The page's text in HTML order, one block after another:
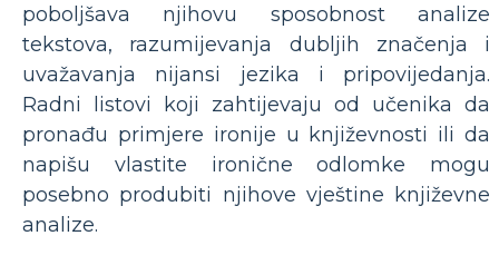
poboljšava njihovu sposobnost analize
tekstova, razumijevanja dubljih značenja i
uvažavanja nijansi jezika i pripovijedanja.
Radni listovi koji zahtijevaju od učenika da
pronađu primjere ironije u književnosti ili da
napišu vlastite ironične odlomke mogu
posebno produbiti njihove vještine književne
analize.